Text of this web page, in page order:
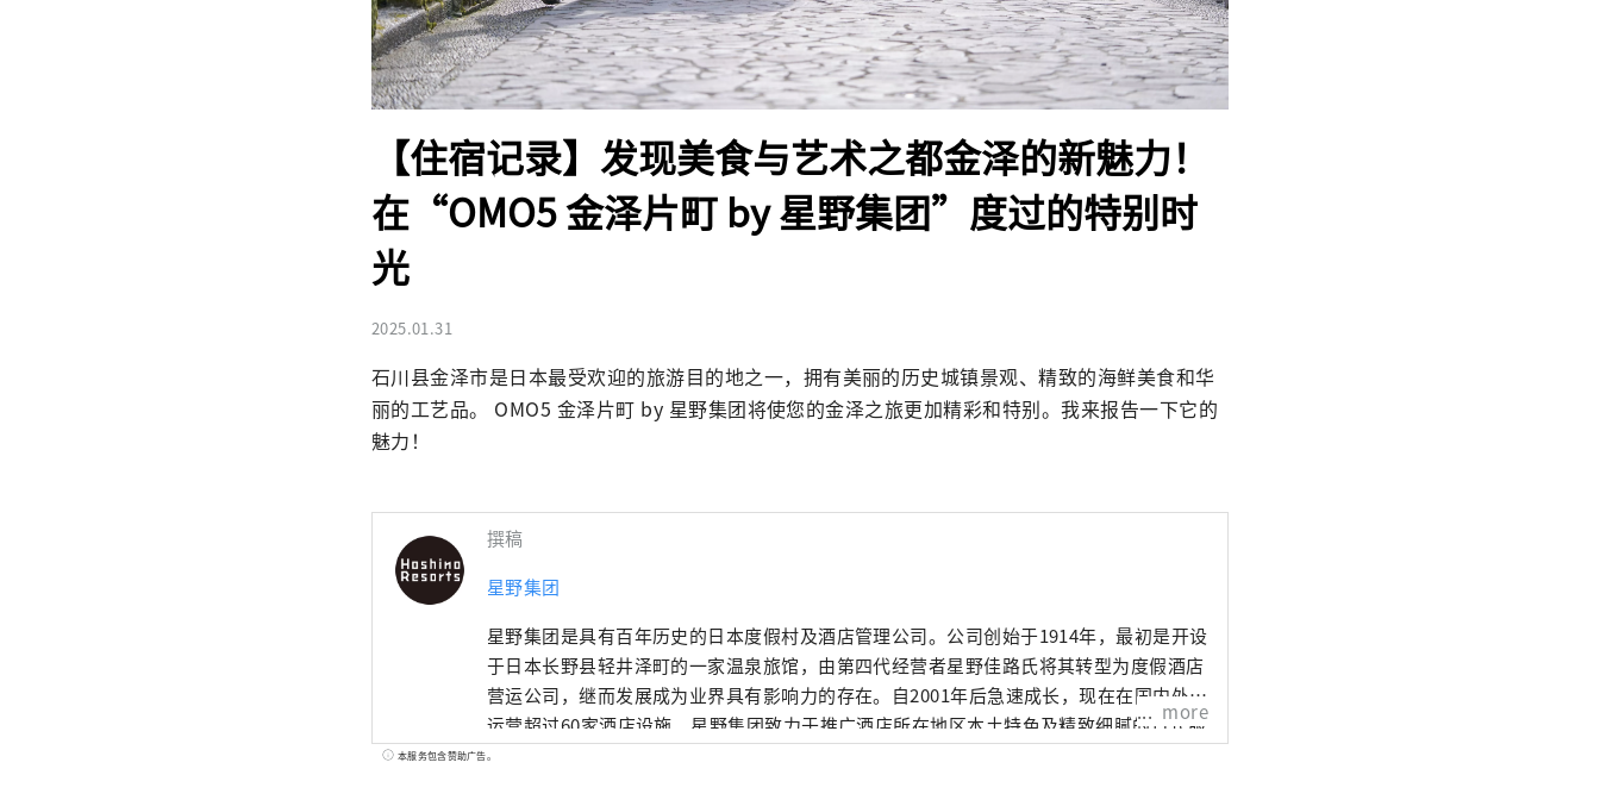
【住宿记录】发现美食与艺术之都金泽的新魅力！
在“OMO5 金泽片町 by 星野集团”度过的特别时
光
2025.01.31
石川县金泽市是日本最受欢迎的旅游目的地之一，拥有美丽的历史城镇景观、精致的海鲜美食和华
丽的工艺品。 OMO5 金泽片町 by 星野集团将使您的金泽之旅更加精彩和特别。我来报告一下它的
魅力！
撰稿
星野集团
星野集团是具有百年历史的日本度假村及酒店管理公司。公司创始于1914年，最初是开设
于日本长野县轻井泽町的一家温泉旅馆，由第四代经营者星野佳路氏将其转型为度假酒店
营运公司，继而发展成为业界具有影响力的存在。自2001年后急速成长，现在在国内外共
运营超过60家酒店设施。星野集团致力于推广酒店所在地区本土特色及精致细腻的日式服
务，目前经营有顶级奢华酒店品牌“虹夕诺雅”、日式精品温泉旅馆品牌“界”、时尚亲
more
本服务包含赞助广告。